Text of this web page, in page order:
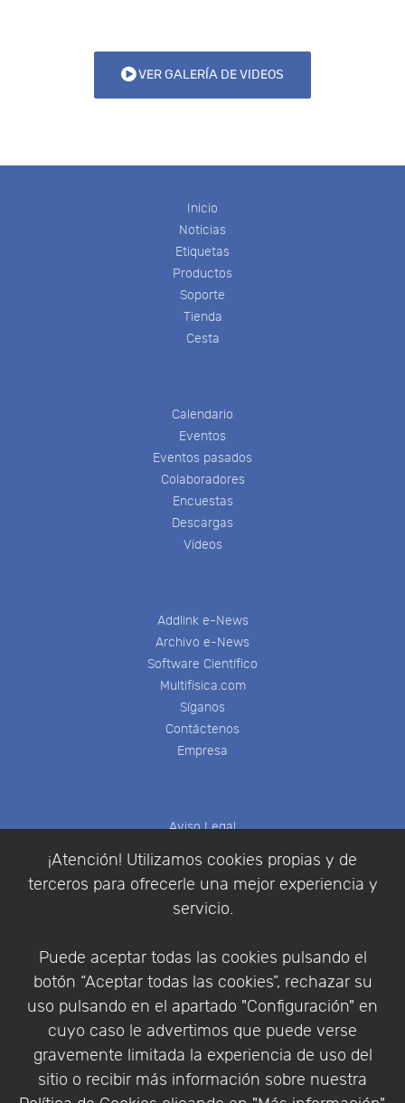
¡Atención! Utilizamos cookies propias y de
terceros para ofrecerle una mejor experiencia y
servicio.
Puede aceptar todas las cookies pulsando el
botón “Aceptar todas las cookies”, rechazar su
uso pulsando en el apartado "Configuración" en
cuyo caso le advertimos que puede verse
gravemente limitada la experiencia de uso del
sitio o recibir más información sobre nuestra
VER GALERÍA DE VIDEOS
Inicio
Noticias
Etiquetas
Productos
Soporte
Tienda
Cesta
Calendario
Eventos
Eventos pasados
Colaboradores
Encuestas
Descargas
Videos
Addlink e-News
Archivo e-News
Software Científico
Multifisica.com
Síganos
Contáctenos
Empresa
Aviso Legal
Política de Privacidad
Condiciones de compra
Identificarse
Empresa|Aviso Legal| Política de Privacidad |
Política de Cookies
© Copyright 1994 - 2026. Addlink Software